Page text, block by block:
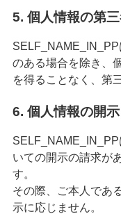
5. 個人情報の第
のある場合を除き、
を得ることなく、第
6. 個人情報の開
いての開示の請求が
す。
その際、ご本人であ
示に応じません。